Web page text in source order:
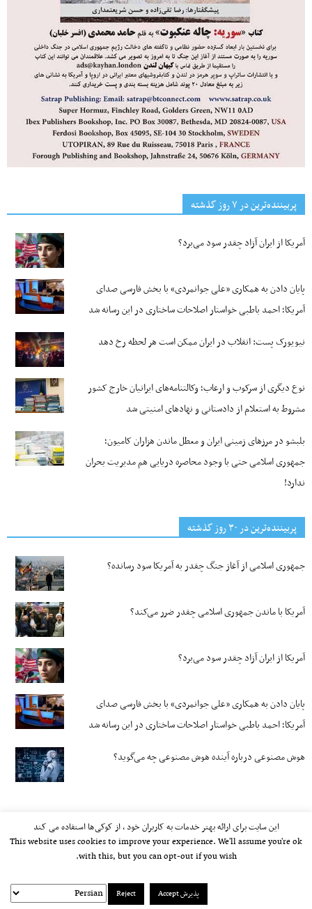
پربیننده‌ترین‌ در ۷ روز گذشته
آمریکا از ایران آزاد چقدر سود می‌برد؟
پایان دادن به همکاری «علی جوانمردی» با بخش فارسی صدای
آمریکا؛ احمد باطبی خواستار اصلاحات ساختاری در این رسانه شد
نیویورک پست: انقلاب در ایران ممکن است هر لحظه رخ دهد
نوع دیگری از سرکوب و ارعاب؛ وکالتنامه‌های ایرانیان خارج کشور
مشروط به استعلام از دادستانی و نهادهای امنیتی شد
بلبشو در مرزهای زمینی ایران و معطل ماندن هزاران کامیون؛
جمهوری اسلامی حتی با وجود محاصره دریایی هم مدیریت بحران
ندارد!
پربیننده‌ترین‌ در ۳۰ روز گذشته
جمهوری اسلامی از آغاز جنگ چقدر به آمریکا سود رسانده؟
آمریکا با ماندن جمهوری اسلامی چقدر ضرر می‌کند؟
آمریکا از ایران آزاد چقدر سود می‌برد؟
پایان دادن به همکاری «علی جوانمردی» با بخش فارسی صدای
آمریکا؛ احمد باطبی خواستار اصلاحات ساختاری در این رسانه شد
هوش مصنوعی درباره آینده هوش مصنوعی چه می‌گوید؟
kayhan.london 2000-2026© خط مشی استفاده مجاز از وب‌سایت
این سایت برای ارائه بهتر خدمات به کاربران خود ، از کوکی‌ها استفاده می کند
This website uses cookies to improve your experience. We'll assume you're ok
with this, but you can opt-out if you wish.
پذیرش Accept Reject